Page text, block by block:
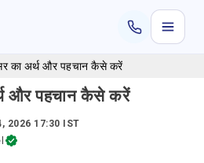
का अर्थ और पहचान कैसे करें
और पहचान कैसे करें
2026 17:30 IST